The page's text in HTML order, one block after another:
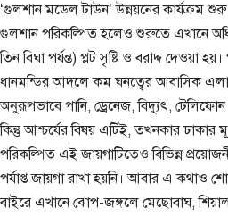
‘গুলশান মডেল টাউন’ উন্নয়নের কার্যক্রম
গুলশান পরিকল্পিত হলেও শুরুতে এখানে
তিন বিঘা পর্যন্ত) প্লট সৃষ্টি ও বরাদ্দ দেওয়া
ধানমন্ডির আদলে কম ঘনত্বের আবাসিক
অনুরূপভাবে পানি, ড্রেনেজ, বিদ্যুৎ,
কিন্তু আশ্চর্যের বিষয় এটিই, তখনকার
পরিকল্পিত এই জায়গাটিতেও বিভিন্ন
পর্যাপ্ত জায়গা রাখা হয়নি। আবার এ কথাও
বাইরে এখানে ঝোপ-জঙ্গলে মেছোবাঘ,